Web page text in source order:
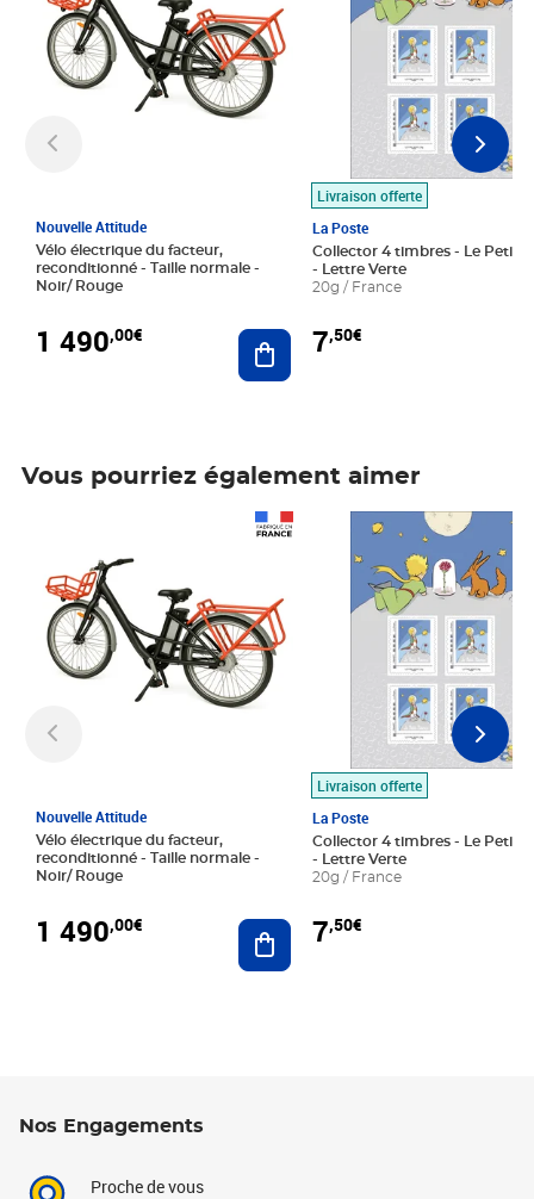
Nouvelle Attitude
Vélo électrique du facteur,
reconditionné - Taille normale -
Noir/ Rouge
1 490,00€ Ajouter au panier
Livraison offerte
La Poste
Collector 4 timbres - Le Petit
- Lettre Verte
20g / France
7,50€
Vous pourriez également aimer
Nouvelle Attitude
Vélo électrique du facteur,
reconditionné - Taille normale -
Noir/ Rouge
1 490,00€ Ajouter au panier
Livraison offerte
La Poste
Collector 4 timbres - Le Petit
- Lettre Verte
20g / France
7,50€
Prix 7,50€
Nos Engagements
Proche de vous